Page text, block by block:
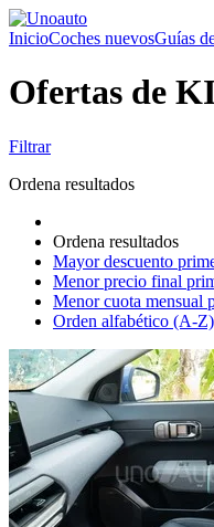
InicioCoches nuevosGuías
Ofertas de
Filtrar
Ordena resultados
Ordena resultados
Mayor descuento
Menor precio final
Menor cuota mensual
Orden alfabético (A-Z)